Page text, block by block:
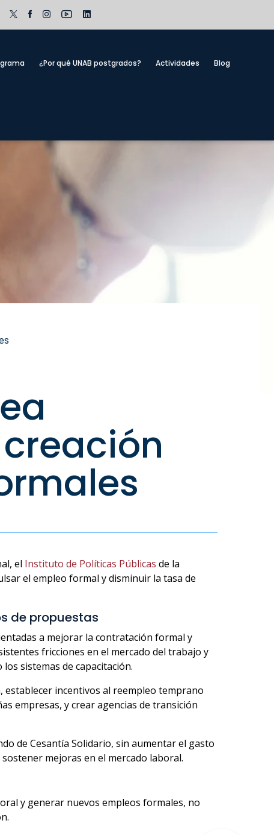
¿Por qué UNAB postgrados? Actividades Blog
el Instituto de Políticas Públicas de la
el empleo formal y disminuir la tasa de
de propuestas
a mejorar la contratación formal y
fricciones en el mercado del trabajo y
sistemas de capacitación.
establecer incentivos al reempleo temprano
empresas, y crear agencias de transición
de Cesantía Solidario, sin aumentar el gasto
mejoras en el mercado laboral.
y generar nuevos empleos formales, no